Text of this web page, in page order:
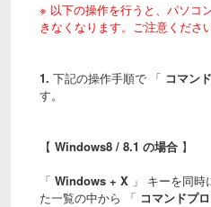
※ 以下の操作を行うと、パソコ
きなくなります。ご注意ください
1. 下記の操作手順で 「 コマン
す。
【 Windows8 / 8.1 の場合 】
「 Windows + X 」 キーを同
た一覧の中から 「 コマンドプ